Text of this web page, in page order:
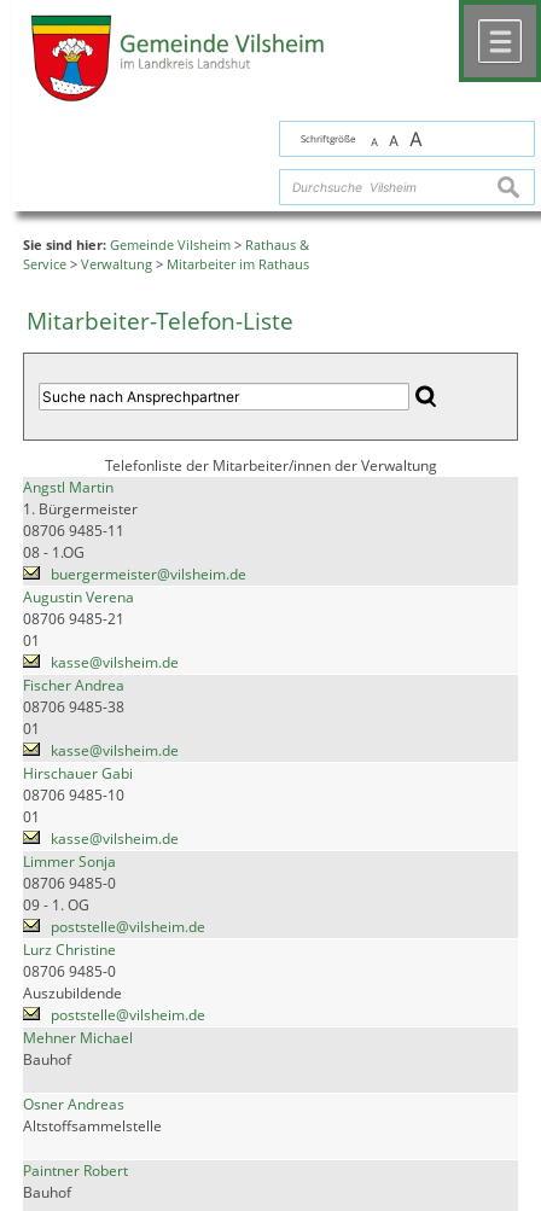
Schriftgröße A A A
Sie sind hier: Gemeinde Vilsheim > Rathaus &
Service > Verwaltung > Mitarbeiter im Rathaus
Mitarbeiter-Telefon-Liste
Telefonliste der Mitarbeiter/innen der Verwaltung
Angstl Martin
1. Bürgermeister
08706 9485-11
08 - 1.OG
buergermeister@vilsheim.de
Augustin Verena
08706 9485-21
01
kasse@vilsheim.de
Fischer Andrea
08706 9485-38
01
kasse@vilsheim.de
Hirschauer Gabi
08706 9485-10
01
kasse@vilsheim.de
Limmer Sonja
08706 9485-0
09 - 1. OG
poststelle@vilsheim.de
Lurz Christine
08706 9485-0
Auszubildende
poststelle@vilsheim.de
Mehner Michael
Bauhof
Osner Andreas
Altstoffsammelstelle
Paintner Robert
Bauhof